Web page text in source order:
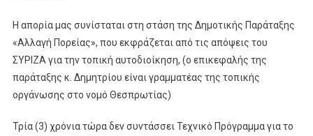
Η απορία μας συνίσταται στη στάση της Δημοτικής Παράταξης
«Αλλαγή Πορείας», που εκφράζεται από τις απόψεις του
ΣΥΡΙΖΑ για την τοπική αυτοδιοίκηση, (ο επικεφαλής της
παράταξης κ. Δημητρίου είναι γραμματέας της τοπικής
οργάνωσης στο νομό Θεσπρωτίας)
Τρία (3) χρόνια τώρα δεν συντάσσει Τεχνικό Πρόγραμμα για το